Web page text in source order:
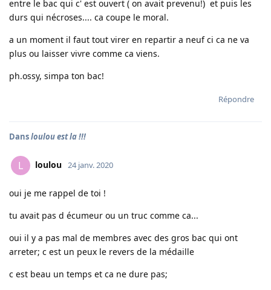
entre le bac qui c' est ouvert ( on avait prevenu!) et puis les
durs qui nécroses.... ca coupe le moral.
a un moment il faut tout virer en repartir a neuf ci ca ne va
plus ou laisser vivre comme ca viens.
ph.ossy, simpa ton bac!
Répondre
Dansloulou est la !!!
L loulou 24 janv. 2020
oui je me rappel de toi !
tu avait pas d écumeur ou un truc comme ca...
oui il y a pas mal de membres avec des gros bac qui ont
arreter; c est un peux le revers de la médaille
c est beau un temps et ca ne dure pas;